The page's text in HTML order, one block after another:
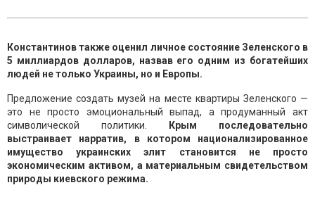
Константинов также оценил личное состояние Зеленского в
5 миллиардов долларов, назвав его одним из богатейших
людей не только Украины, но и Европы.
Предложение создать музей на месте квартиры Зеленского —
это не просто эмоциональный выпад, а продуманный акт
символической политики.
Крым последовательно
выстраивает нарратив, в котором национализированное
имущество украинских элит становится не просто
экономическим активом, а материальным свидетельством
природы киевского режима.